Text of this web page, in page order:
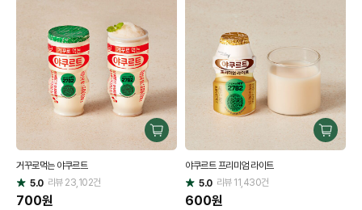
구
매
거꾸로먹는 야쿠르트
별
점
5.0 리뷰23,102건
700원
구
매
야쿠르트 프리미엄 라이트
별
점
5.0 리뷰11,430건
600원